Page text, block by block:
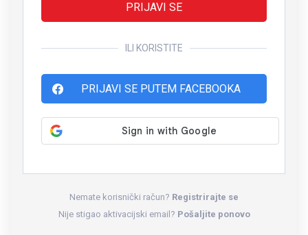
PRIJAVI SE
ILI KORISTITE
PRIJAVI SE PUTEM FACEBOOKA
Nemate korisnički račun? Registrirajte se
Nije stigao aktivacijski email? Pošaljite ponovo